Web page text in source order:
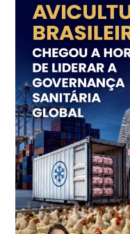
R$ 7,18
kg
Trigo Atacado -
PR
R$ 1.414,46
t
Trigo Atacado -
RS
R$ 1.314,61
t
Ovo Vermelho -
Vermelho
R$ 171,61